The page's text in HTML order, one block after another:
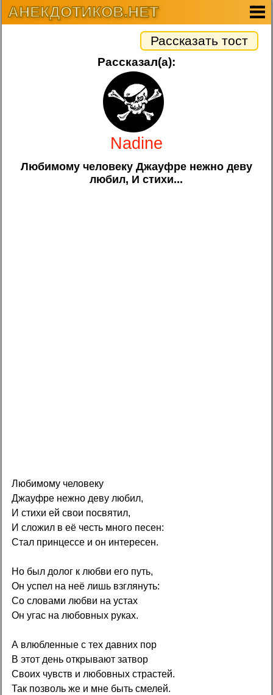
АНЕКДОТИКОВ.НЕТ
Рассказать тост
Рассказал(а):
Nadine
Любимому человеку Джауфре нежно деву
любил, И стихи...
Любимому человеку
Джауфре нежно деву любил,
И стихи ей свои посвятил,
И сложил в её честь много песен:
Стал принцессе и он интересен.
Но был долог к любви его путь,
Он успел на неё лишь взглянуть:
Со словами любви на устах
Он угас на любовных руках.
А влюбленные с тех давних пор
В этот день открывают затвор
Своих чувств и любовных страстей.
Так позволь же и мне быть смелей.